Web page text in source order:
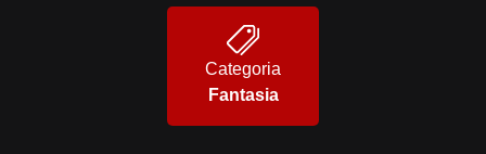
Categoria
Fantasia